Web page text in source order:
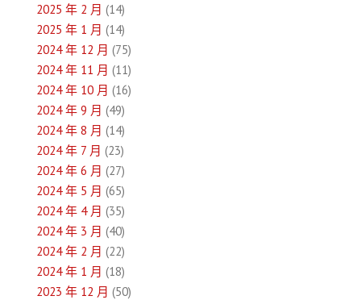
2025 年 2 月 (14)
2025 年 1 月 (14)
2024 年 12 月 (75)
2024 年 11 月 (11)
2024 年 10 月 (16)
2024 年 9 月 (49)
2024 年 8 月 (14)
2024 年 7 月 (23)
2024 年 6 月 (27)
2024 年 5 月 (65)
2024 年 4 月 (35)
2024 年 3 月 (40)
2024 年 2 月 (22)
2024 年 1 月 (18)
2023 年 12 月 (50)